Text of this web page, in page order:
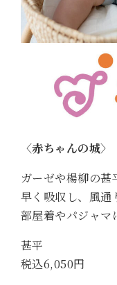
〈赤ちゃんの城〉
ガーゼや楊柳の
早く吸収し、風通
部屋着やパジャマ
甚平
税込6,050円